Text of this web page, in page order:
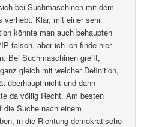
bei Suchmaschinen mit dem
verhebt. Klar, mit einer sehr
könnte man auch behaupten
falsch, aber ich ich finde hier
Bei Suchmaschinen greift,
gleich mit welcher Definition,
überhaupt nicht und dann
da völlig Recht. Am besten
Suche nach einem
in die Richtung demokratische